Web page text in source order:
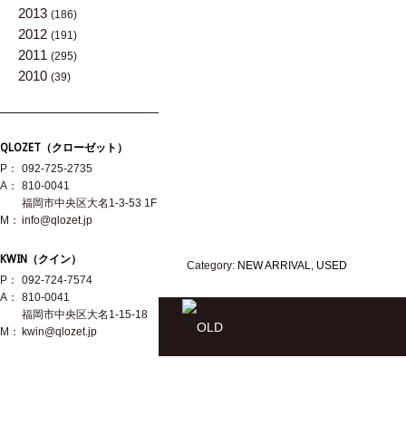
Category: NEW ARRIVAL, USED
2013 (186)
2012 (191)
2011 (295)
2010 (39)
QLOZET（クローゼット）
P：
092-725-2735
A：
810-0041
福岡市中央区大名1-3-53 1F
M： info@qlozet.jp
KWIN（クイン）
P：
092-724-7574
A：
810-0041
福岡市中央区大名1-15-18
M：
kwin@qlozet.jp